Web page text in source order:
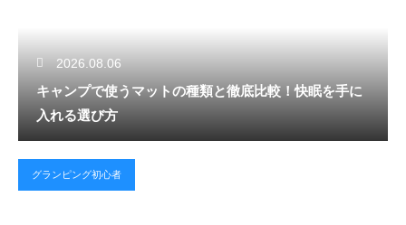
2026.08.06
キャンプで使うマットの種類と徹底比較！快眠を手に
入れる選び方
グランピング初心者